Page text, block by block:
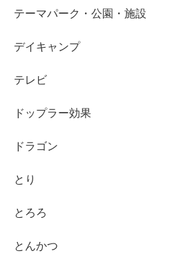
テーマパーク・公園・施設
デイキャンプ
テレビ
ドップラー効果
ドラゴン
とり
とろろ
とんかつ